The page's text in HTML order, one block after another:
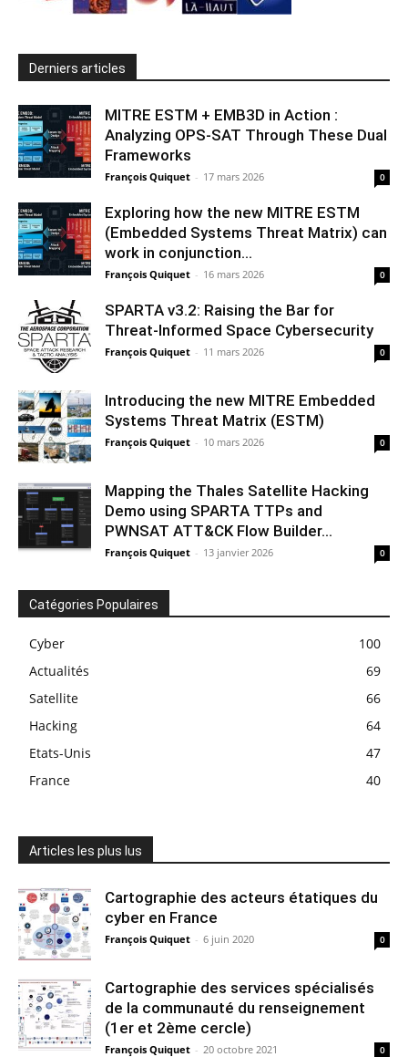
Derniers articles
MITRE ESTM + EMB3D in Action :
Analyzing OPS-SAT Through These Dual
Frameworks
François Quiquet - 17 mars 2026 0
Exploring how the new MITRE ESTM
(Embedded Systems Threat Matrix) can
work in conjunction...
François Quiquet - 16 mars 2026 0
SPARTA v3.2: Raising the Bar for
Threat‑Informed Space Cybersecurity
François Quiquet - 11 mars 2026 0
Introducing the new MITRE Embedded
Systems Threat Matrix (ESTM)
François Quiquet - 10 mars 2026 0
Mapping the Thales Satellite Hacking
Demo using SPARTA TTPs and
PWNSAT ATT&CK Flow Builder...
François Quiquet - 13 janvier 2026 0
Catégories Populaires
Cyber
100
Actualités
69
Satellite
66
Hacking
64
Etats-Unis
47
France
40
Articles les plus lus
Cartographie des acteurs étatiques du
cyber en France
François Quiquet - 6 juin 2020 0
Cartographie des services spécialisés
de la communauté du renseignement
(1er et 2ème cercle)
François Quiquet - 20 octobre 2021 0